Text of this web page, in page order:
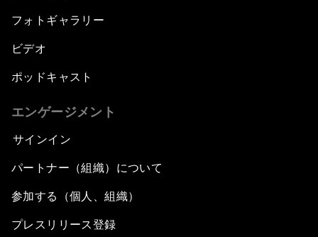
フォトギャラリー
ビデオ
ポッドキャスト
エンゲージメント
サインイン
パートナー（組織）について
参加する（個人、組織）
プレスリリース登録